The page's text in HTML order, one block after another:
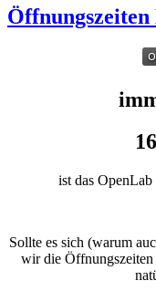
Öffnungszeiten
ist das
Sollte es sich (warum
wir die